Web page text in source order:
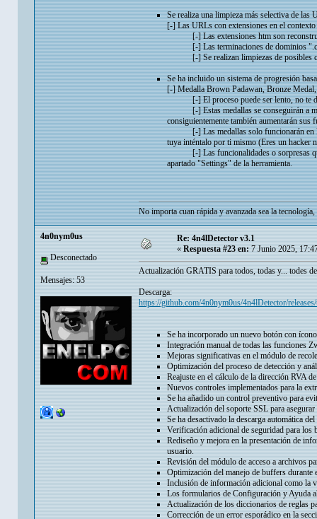
Se realiza una limpieza más selectiva de las
[-] Las URLs con extensiones en el
[-] Las extensiones htm son
[-] Las terminaciones de dominios
[-] Se realizan limpiezas de posibles
Se ha incluido un sistema de progresión
[-] Medalla Brown Padawan, Bronze
[-] El proceso puede ser lento, no te
[-] Estas medallas se conseguirán a
consiguientemente también aumentarán sus
[-] Las medallas solo funcionarán en la
tuya inténtalo por ti mismo (Eres un hacker
[-] Las funcionalidades o sorpresas que
apartado "Settings" de la herramienta.
No importa cuan rápida y avanzada sea la
4n0nym0us
Desconectado
Mensajes: 53
Re: 4n4lDetector v3.1
« Respuesta #23 en: 7 Junio 2025,
Actualización GRATIS para todos, todas y... todes
Descarga:
https://github.com/4n0nym0us/4n4lDetector/
Se ha incorporado un nuevo botón con
Integración manual de todas las funciones
Mejoras significativas en el módulo de
Optimización del proceso de detección y
Reajuste en el cálculo de la dirección RVA
Nuevos controles implementados para la
Se ha añadido un control preventivo para
Actualización del soporte SSL para
Se ha desactivado la descarga automática
Verificación adicional de seguridad para los
Rediseño y mejora en la presentación de
usuario.
Revisión del módulo de acceso a archivos
Optimización del manejo de buffers durante
Inclusión de información adicional como la
Los formularios de Configuración y Ayuda
Actualización de los diccionarios de reglas
Corrección de un error esporádico en la